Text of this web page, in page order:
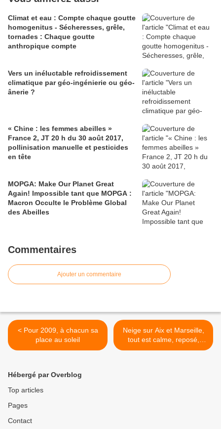
Climat et eau : Compte chaque goutte
homogenitus - Sécheresses, grêle,
tornades : Chaque goutte
anthropique compte
Vers un inéluctable refroidissement
climatique par géo-ingénierie ou géo-
ânerie ?
« Chine : les femmes abeilles »
France 2, JT 20 h du 30 août 2017,
pollinisation manuelle et pesticides
en tête
MOPGA: Make Our Planet Great
Again! Impossible tant que MOPGA :
Macron Occulte le Problème Global
des Abeilles
Commentaires
Ajouter un commentaire
< Pour 2009, à chacun sa
place au soleil
Neige sur Aix et Marseille,
tout est calme, reposé,
comme en montagne >
Hébergé par Overblog
Top articles
Pages
Contact